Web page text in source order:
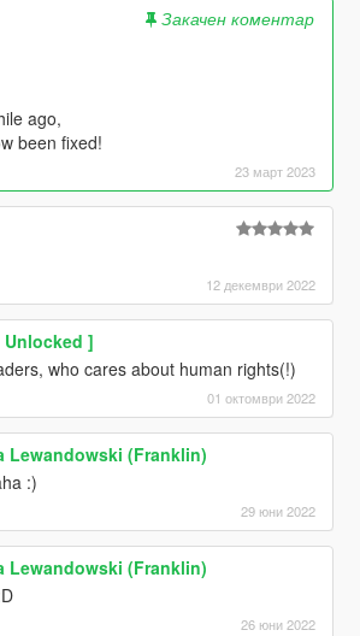
Закачен коментар
ago,
been fixed!
23 март 2023
12 декември 2022
Unlocked ]
who cares about human rights(!)
01 октомври 2022
Lewandowski (Franklin)
:)
29 юни 2022
Lewandowski (Franklin)
26 юни 2022